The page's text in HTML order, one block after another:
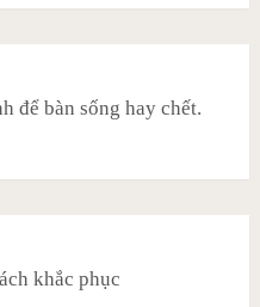
để bàn sống hay chết.
khắc phục